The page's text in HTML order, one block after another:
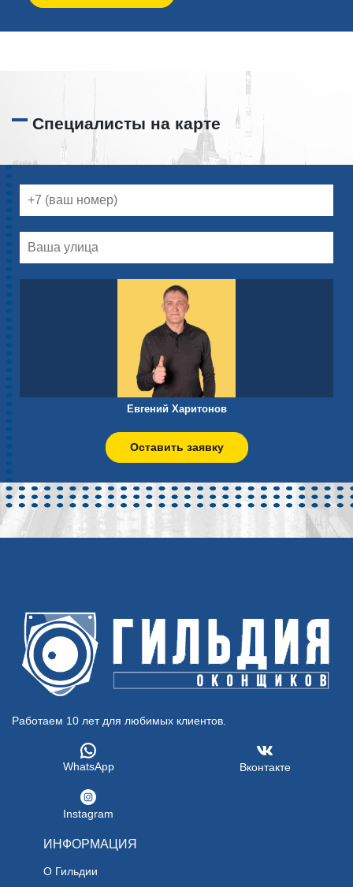
Специалисты на карте
Евгений Харитонов
Оставить заявку
Работаем 10 лет для любимых клиентов.
WhatsApp Вконтакте
Instagram
ИНФОРМАЦИЯ
О Гильдии